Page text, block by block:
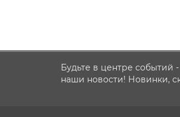
Будьте в центре событий
наши новости! Новинки,